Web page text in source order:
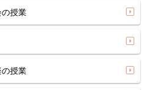
授業
授業